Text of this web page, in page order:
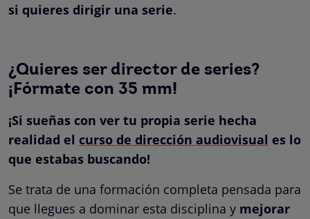
si quieres dirigir una serie.
¿Quieres ser director de series?
¡Fórmate con 35 mm!
¡Si sueñas con ver tu propia serie hecha
realidad el curso de dirección audiovisual es lo
que estabas buscando!
Se trata de una formación completa pensada para
que llegues a dominar esta disciplina y mejorar